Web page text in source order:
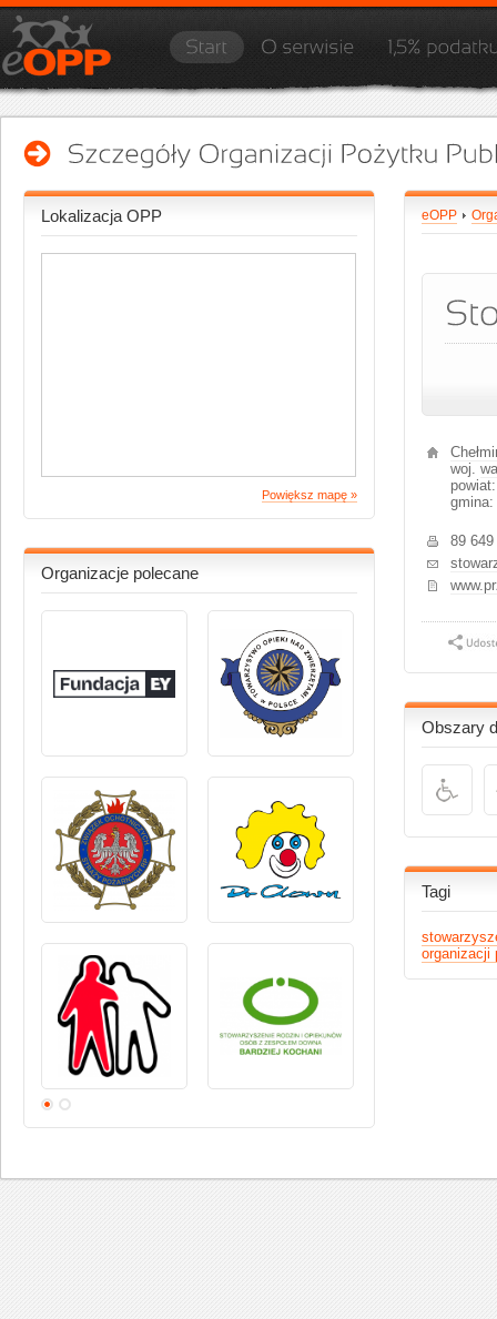
Lokalizacja OPP
Powiększ mapę »
Organizacje polecane
eOPP
woj.
gmina:
89
Obszary
Tagi
organizacji